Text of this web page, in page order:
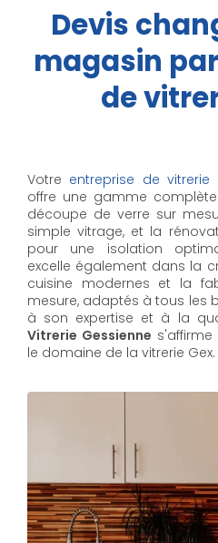
Devis
magasin
de
Votre entreprise de vitrerie
offre une gamme
découpe de verre sur
simple vitrage, et la
pour une isolation
excelle également dans la
cuisine modernes et la
mesure, adaptés à tous les
à son expertise et à la
Vitrerie Gessienne
le domaine de la vitrerie Gex.